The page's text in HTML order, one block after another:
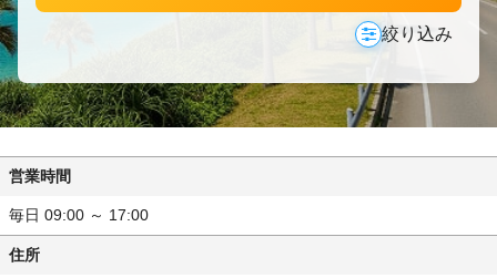
絞り込み
営業時間
毎日 09:00 ～ 17:00
住所